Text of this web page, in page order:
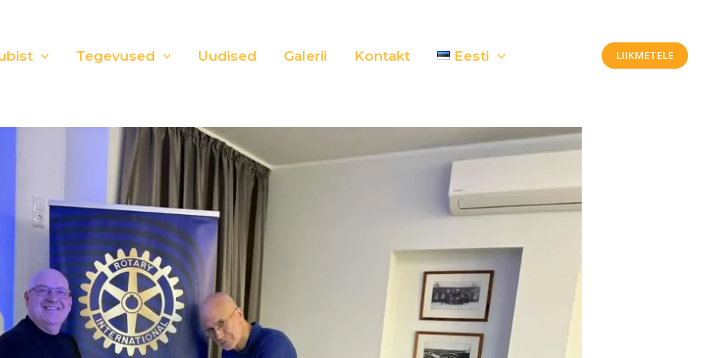
Tegevused Uudised Galerii Kontakt Eesti LIIKMETELE